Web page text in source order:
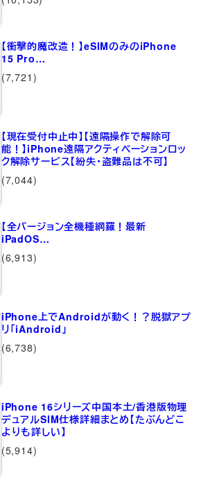
【衝撃的魔改造！】eSIMのみのiPhone
15 Pro…
(7,721)
【現在受付中止中】【遠隔操作で解除可
能！】iPhone遠隔アクティベーションロッ
ク解除サービス【紛失・盗難品は不可】
(7,044)
【全バージョン全機種網羅！最新
iPadOS…
(6,913)
iPhone上でAndroidが動く！？脱獄アプ
リ「iAndroid」
(6,738)
iPhone 16シリーズ中国本土/香港版物理
デュアルSIM仕様詳細まとめ【たぶんどこ
よりも詳しい】
(5,914)